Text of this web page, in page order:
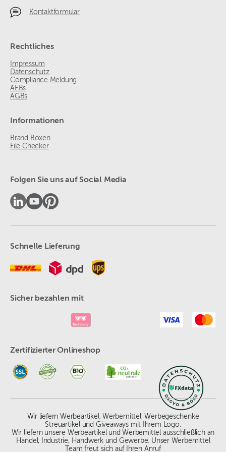
Kontaktformular
Rechtliches
Impressum
Datenschutz
Compliance Meldung
AEBs
AGBs
Informationen
Brand Boxen
File Checker
Folgen Sie uns auf Social Media
Schnelle Lieferung
Sicher bezahlen mit
Zertifizierter Onlineshop
Wir liefern Werbeartikel, Werbemittel, Werbegeschenke
Streuartikel und Giveaways mit Ihrem Logo.
Wir liefern unsere Werbeartikel und Werbemittel ausschließlich an
Handel, Industrie, Handwerk und Gewerbe. Unser Werbemittel
Team freut sich auf Ihren Anruf